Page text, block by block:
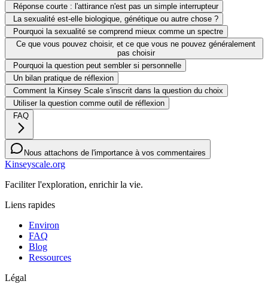
Réponse courte : l'attirance n'est pas un simple interrupteur
La sexualité est-elle biologique, génétique ou autre chose ?
Pourquoi la sexualité se comprend mieux comme un spectre
Ce que vous pouvez choisir, et ce que vous ne pouvez généralement
pas choisir
Pourquoi la question peut sembler si personnelle
Un bilan pratique de réflexion
Comment la Kinsey Scale s'inscrit dans la question du choix
Utiliser la question comme outil de réflexion
FAQ
Nous attachons de l'importance à vos commentaires
Kinseyscale.org
Faciliter l'exploration, enrichir la vie.
Liens rapides
Environ
FAQ
Blog
Ressources
Légal